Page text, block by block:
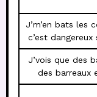
J’m’en bats les
c’est dangereux
J’vois que des
des barreaux